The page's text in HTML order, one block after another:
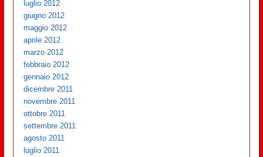
luglio 2012
giugno 2012
maggio 2012
aprile 2012
marzo 2012
febbraio 2012
gennaio 2012
dicembre 2011
novembre 2011
ottobre 2011
settembre 2011
agosto 2011
luglio 2011